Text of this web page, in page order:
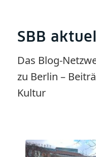
SBB aktuell
Das Blog-
zu Berlin –
Kultur